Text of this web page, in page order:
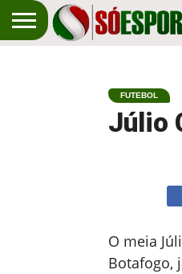
FUTEBOL
Júlio
O meia
Botafogo,